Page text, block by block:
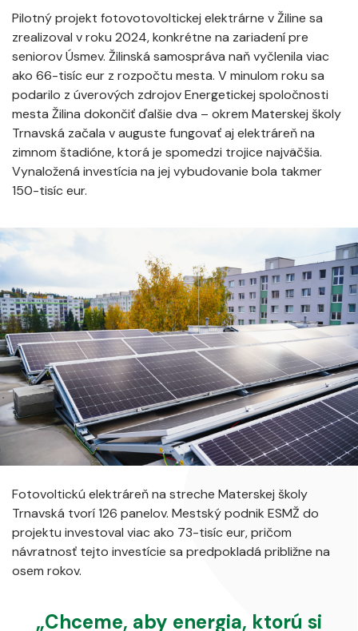
Pilotný projekt fotovotovoltickej elektrárne v Žiline sa
zrealizoval v roku 2024, konkrétne na zariadení pre
seniorov Úsmev. Žilinská samospráva naň vyčlenila viac
ako 66-tisíc eur z rozpočtu mesta. V minulom roku sa
podarilo z úverových zdrojov Energetickej spoločnosti
mesta Žilina dokončiť ďalšie dva – okrem Materskej školy
Trnavská začala v auguste fungovať aj elektráreň na
zimnom štadióne, ktorá je spomedzi trojice najväčšia.
Vynaložená investícia na jej vybudovanie bola takmer
150-tisíc eur.
Fotovoltickú elektráreň na streche Materskej školy
Trnavská tvorí 126 panelov. Mestský podnik ESMŽ do
projektu investoval viac ako 73-tisíc eur, pričom
návratnosť tejto investície sa predpokladá približne na
osem rokov.
„Chceme, aby energia, ktorú si